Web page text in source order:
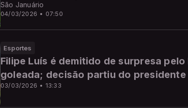
04/03/2026 • 07:50
São Januário
Esportes
03/03/2026 • 13:33
Filipe Luís é demitido de surpresa pelo
goleada; decisão partiu do presidente